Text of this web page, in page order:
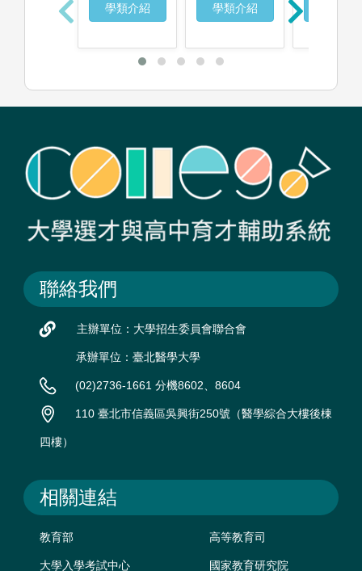
學類介紹 學類介紹
聯絡我們
主辦單位：大學招生委員會聯合會
承辦單位：臺北醫學大學
(02)2736-1661 分機8602、8604
110 臺北市信義區吳興街250號（醫學綜合大樓後棟
四樓）
相關連結
教育部 高等教育司
大學入學考試中心 國家教育研究院